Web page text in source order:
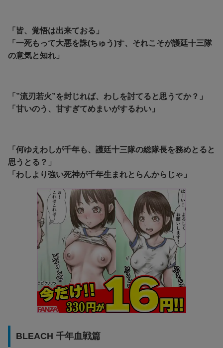
「皆、覚悟は出来ておる」
「一死もって大悪を誅(ちゅう)す、それこそが護廷十三隊
の意気と知れ」
「”流刃若火”を封じれば、わしを討てると思うてか？」
「甘いのう、甘すぎてめまいがするわい」
「何ゆえわしが千年も、護廷十三隊の総隊長を務めとると
思うとる？」
「わしより強い死神が千年生まれとらんからじゃ」
BLEACH 千年血戦篇